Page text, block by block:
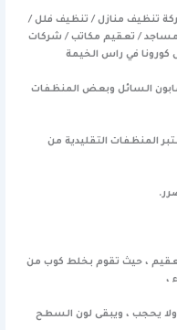
تنظيف منازل / تنظيف فلل /
/ تعقيم مكاتب / شركات
في راس الخيمة
السائل وبعض المنظفات
المنظفات التقليدية من
، حيث تقوم بخلط كوب من
،
ولا يحجب ، ويبقى لون السطح